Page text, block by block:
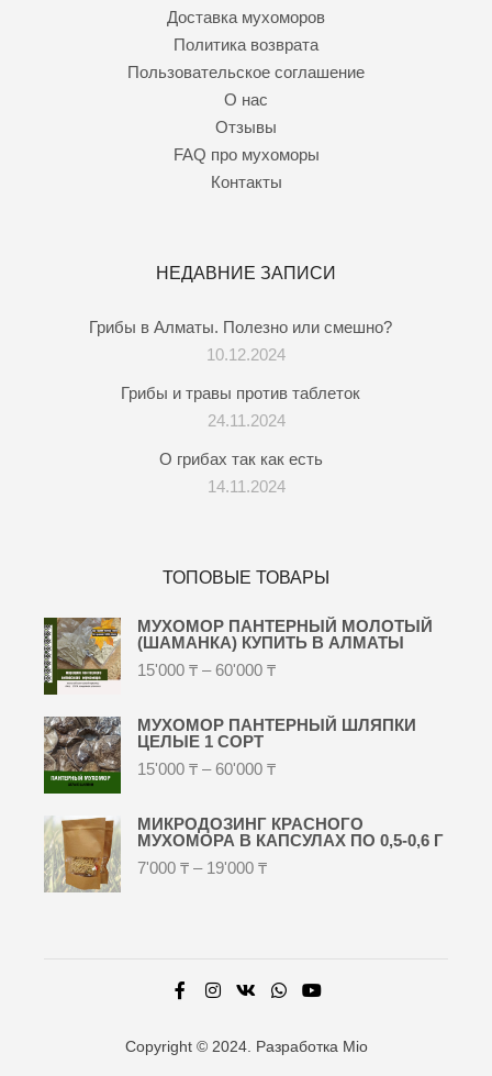
Доставка мухоморов
Политика возврата
Пользовательское соглашение
О нас
Отзывы
FAQ про мухоморы
Контакты
НЕДАВНИЕ ЗАПИСИ
Грибы в Алматы. Полезно или смешно?
10.12.2024
Грибы и травы против таблеток
24.11.2024
О грибах так как есть
14.11.2024
ТОПОВЫЕ ТОВАРЫ
МУХОМОР ПАНТЕРНЫЙ МОЛОТЫЙ
(ШАМАНКА) КУПИТЬ В АЛМАТЫ
15'000 ₸ –60'000 ₸
МУХОМОР ПАНТЕРНЫЙ ШЛЯПКИ
ЦЕЛЫЕ 1 СОРТ
15'000 ₸ –60'000 ₸
МИКРОДОЗИНГ КРАСНОГО
МУХОМОРА В КАПСУЛАХ ПО 0,5-0,6 Г
7'000 ₸ – 19'000 ₸
Copyright © 2024. Разработка Mio